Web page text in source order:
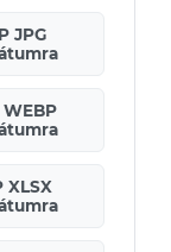
JPG
WEBP
XLSX